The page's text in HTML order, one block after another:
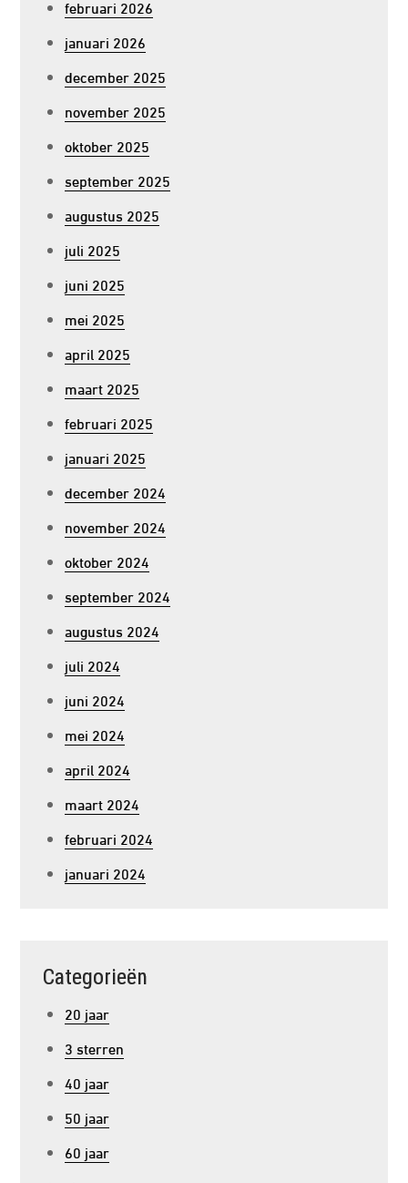
februari 2026
januari 2026
december 2025
november 2025
oktober 2025
september 2025
augustus 2025
juli 2025
juni 2025
mei 2025
april 2025
maart 2025
februari 2025
januari 2025
december 2024
november 2024
oktober 2024
september 2024
augustus 2024
juli 2024
juni 2024
mei 2024
april 2024
maart 2024
februari 2024
januari 2024
Categorieën
20 jaar
3 sterren
40 jaar
50 jaar
60 jaar